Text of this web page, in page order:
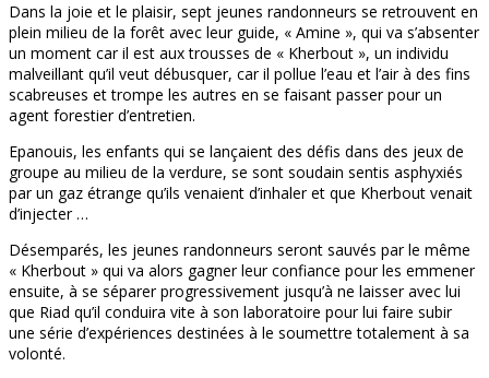
Dans la joie et le plaisir, sept jeunes randonneurs se retrouvent en
plein milieu de la forêt avec leur guide, « Amine », qui va s’absenter
un moment car il est aux trousses de « Kherbout », un individu
malveillant qu’il veut débusquer, car il pollue l’eau et l’air à des fins
scabreuses et trompe les autres en se faisant passer pour un
agent forestier d’entretien.
Epanouis, les enfants qui se lançaient des défis dans des jeux de
groupe au milieu de la verdure, se sont soudain sentis asphyxiés
par un gaz étrange qu’ils venaient d’inhaler et que Kherbout venait
d’injecter …
Désemparés, les jeunes randonneurs seront sauvés par le même
« Kherbout » qui va alors gagner leur confiance pour les emmener
ensuite, à se séparer progressivement jusqu’à ne laisser avec lui
que Riad qu’il conduira vite à son laboratoire pour lui faire subir
une série d’expériences destinées à le soumettre totalement à sa
volonté.